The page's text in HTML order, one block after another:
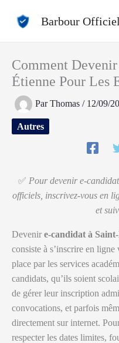
Barbour Officiel
Comment
Étienne Pour Les
ParThomas / 12/09/
Autres
✅ Pour devenir e-
officiels, inscrivez-vous en
et
Devenir e-candidat à
consiste à s’inscrire en
place par les services
candidats, qu’ils soient
de gérer leur inscription
convocations, et parfois
directement sur internet.
respecter les dates limites,